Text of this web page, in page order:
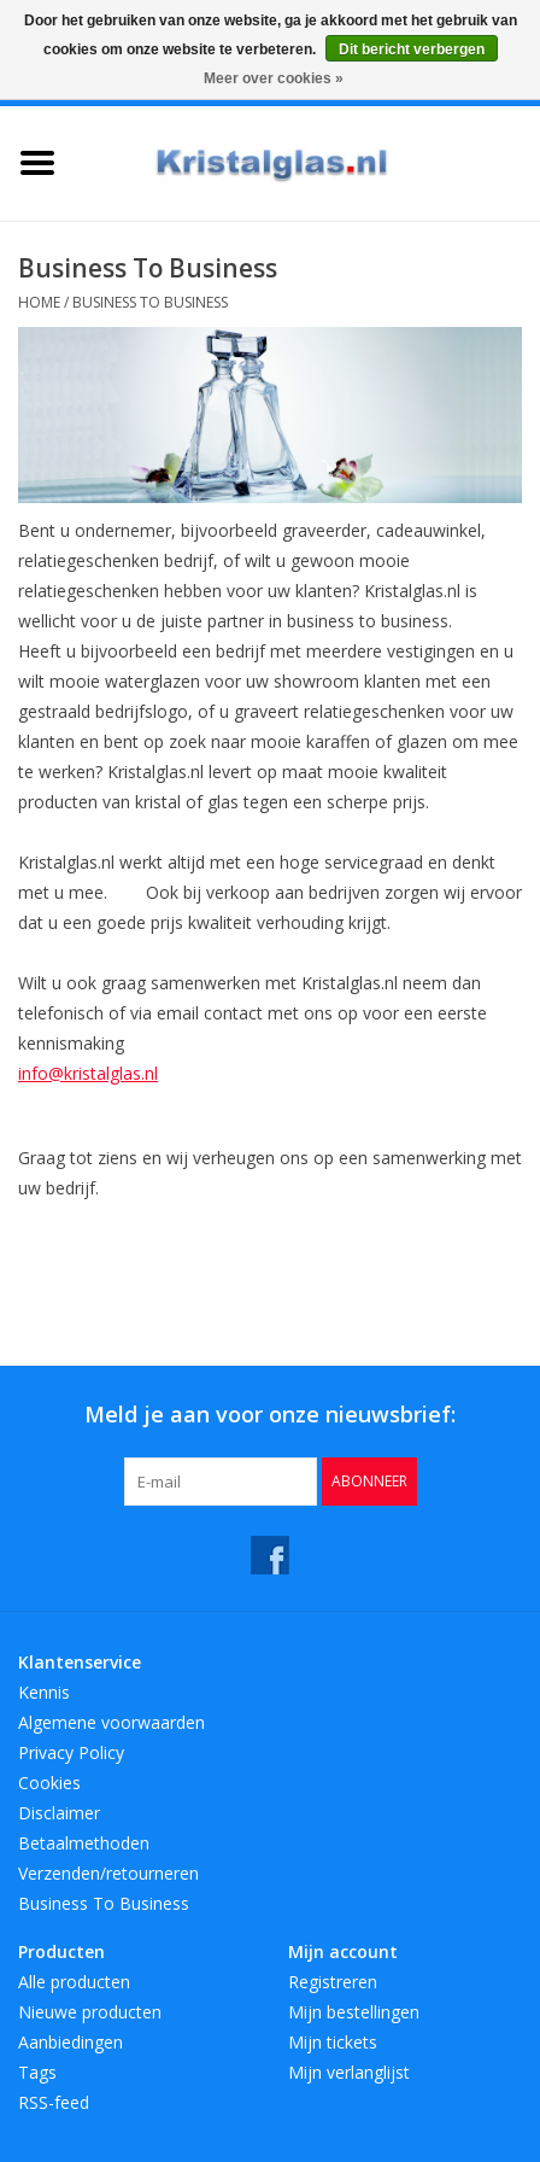
Graveren
Karaffen
Koffie & Thee
Bar & Wijn
Business To Business
HOME/ BUSINESS TO BUSINESS
Bent u ondernemer, bijvoorbeeld graveerder, cadeauwinkel,
relatiegeschenken bedrijf, of wilt u gewoon mooie
relatiegeschenken hebben voor uw klanten? Kristalglas.nl is
wellicht voor u de juiste partner in business to business.
Heeft u bijvoorbeeld een bedrijf met meerdere vestigingen en u
wilt mooie waterglazen voor uw showroom klanten met een
gestraald bedrijfslogo, of u graveert relatiegeschenken voor uw
klanten en bent op zoek naar mooie karaffen of glazen om mee
te werken? Kristalglas.nl levert op maat mooie kwaliteit
producten van kristal of glas tegen een scherpe prijs.
Kristalglas.nl werkt altijd met een hoge servicegraad en denkt
met u mee. Ook bij verkoop aan bedrijven zorgen wij ervoor
dat u een goede prijs kwaliteit verhouding krijgt.
Wilt u ook graag samenwerken met Kristalglas.nl neem dan
telefonisch of via email contact met ons op voor een eerste
kennismaking
info@kristalglas.nl
Graag tot ziens en wij verheugen ons op een samenwerking met
uw bedrijf.
Meld je aan voor onze nieuwsbrief:
ABONNEER
Klantenservice
Kennis
Algemene voorwaarden
Privacy Policy
Cookies
Disclaimer
Betaalmethoden
Verzenden/retourneren
Business To Business
Producten
Alle producten
Nieuwe producten
Aanbiedingen
Tags
RSS-feed
Mijn account
Registreren
Mijn bestellingen
Mijn tickets
Mijn verlanglijst
Door het gebruiken van onze website, ga je akkoord met het gebruik van
cookies om onze website te verbeteren.
Dit bericht verbergen
Meer over cookies »